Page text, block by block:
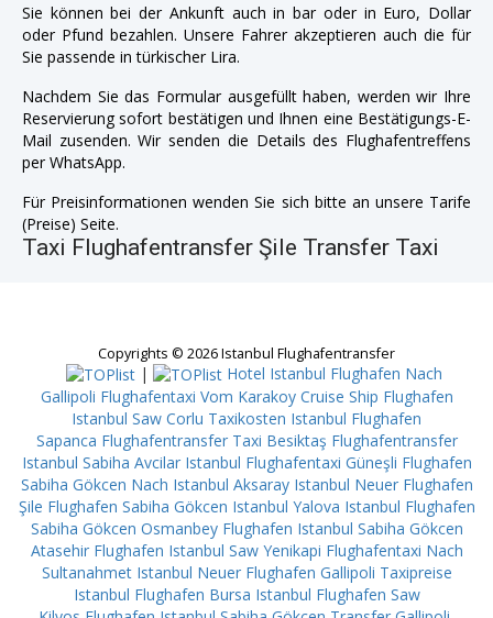
Sie können bei der Ankunft auch in bar oder in Euro, Dollar
oder Pfund bezahlen. Unsere Fahrer akzeptieren auch die für
Sie passende in türkischer Lira.
Nachdem Sie das Formular ausgefüllt haben, werden wir Ihre
Reservierung sofort bestätigen und Ihnen eine Bestätigungs-E-
Mail zusenden. Wir senden die Details des Flughafentreffens
per WhatsApp.
Für Preisinformationen wenden Sie sich bitte an unsere Tarife
(Preise) Seite.
Taxi Flughafentransfer Şile Transfer Taxi
Copyrights © 2026 Istanbul Flughafentransfer
|
Hotel Istanbul Flughafen Nach
Gallipoli Flughafentaxi Vom Karakoy Cruise Ship Flughafen
Istanbul Saw Corlu Taxikosten Istanbul Flughafen
Sapanca Flughafentransfer Taxi Besiktaş Flughafentransfer
Istanbul Sabiha Avcilar Istanbul Flughafentaxi Güneşli Flughafen
Sabiha Gökcen Nach Istanbul Aksaray Istanbul Neuer Flughafen
Şile Flughafen Sabiha Gökcen Istanbul Yalova Istanbul Flughafen
Sabiha Gökcen Osmanbey Flughafen Istanbul Sabiha Gökcen
Atasehir Flughafen Istanbul Saw Yenikapi Flughafentaxi Nach
Sultanahmet Istanbul Neuer Flughafen Gallipoli Taxipreise
Istanbul Flughafen Bursa Istanbul Flughafen Saw